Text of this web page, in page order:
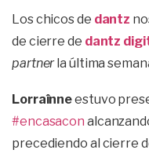
Los chicos de dantz
de cierre de dantz
partnerla última
Lorraînneestuvo
#encasacon
precediendo al cierre